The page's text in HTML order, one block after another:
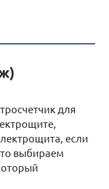
для
если
выбираем